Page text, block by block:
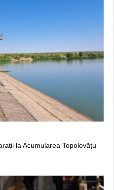
la Acumularea Topolovățu